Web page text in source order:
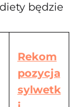
będzie
Rekom
pozycja
sylwetk